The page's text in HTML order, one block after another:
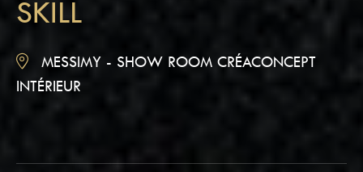
SKILL
MESSIMY - SHOW ROOM CRÉACONCEPT
INTÉRIEUR